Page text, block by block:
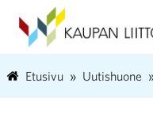
Etusivu Uutishuone